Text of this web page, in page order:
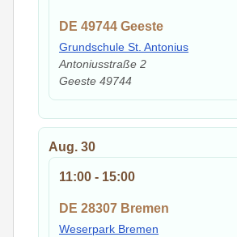
DE 49744 Geeste
Grundschule St. Antonius
Antoniusstraße 2
Geeste 49744
Aug. 30
11:00 - 15:00
DE 28307 Bremen
Weserpark Bremen